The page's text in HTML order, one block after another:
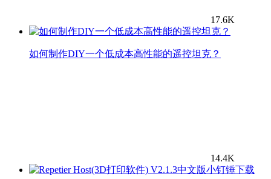
17.6K
如何制作DIY一个低成本高性能的遥控坦克？
14.4K